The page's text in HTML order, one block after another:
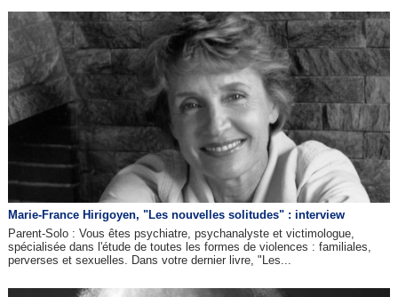
Marie-France Hirigoyen, "Les nouvelles solitudes" : interview
Parent-Solo : Vous êtes psychiatre, psychanalyste et victimologue,
spécialisée dans l'étude de toutes les formes de violences : familiales,
perverses et sexuelles. Dans votre dernier livre, "Les...